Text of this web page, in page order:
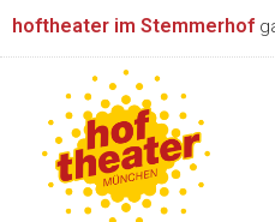
Zum
hoftheater im Stemmerhof